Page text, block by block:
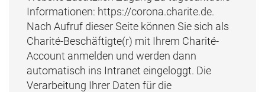
Informationen: https://corona.charite.de.
Nach Aufruf dieser Seite können Sie sich als
Charité-Beschäftigte(r) mit Ihrem Charité-
Account anmelden und werden dann
automatisch ins Intranet eingeloggt. Die
Verarbeitung Ihrer Daten für die